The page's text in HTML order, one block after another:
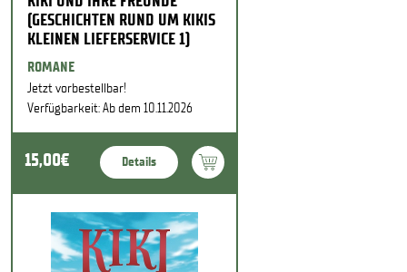
(GESCHICHTEN RUND UM KIKIS
KLEINEN LIEFERSERVICE 1)
ROMANE
Jetzt vorbestellbar!
Verfügbarkeit: Ab dem 10.11.2026
15,00€ Details